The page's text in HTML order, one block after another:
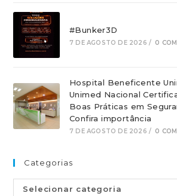
#Bunker3D
7 DE AGOSTO DE 2026 / 0
Hospital Beneficente
Unimed Nacional
Boas Práticas em
Confira importância
7 DE AGOSTO DE 2026 / 0
Categorias
Selecionar categoria